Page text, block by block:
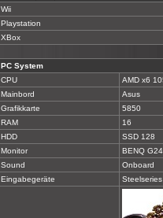
Wii
Playstation
XBox
PC System
CPU
AMD x6
Mainbord
Asus
Grafikkarte
5850
RAM
16
HDD
SSD 128
Monitor
BENQ
Sound
Onboard
Eingabegeräte